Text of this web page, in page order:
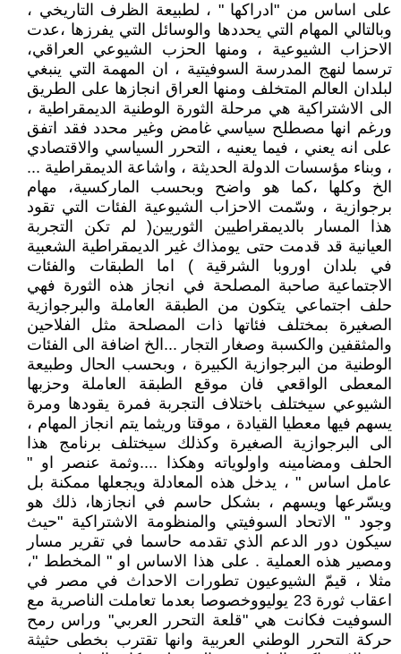
على اساس من "ادراكها " ، لطبيعة الظرف التاريخي ،
وبالتالي المهام التي يحددها والوسائل التي يفرزها ،عدت
الاحزاب الشيوعية ، ومنها الحزب الشيوعي العراقي،
ترسما لنهج المدرسة السوفيتية ، ان المهمة التي ينبغي
لبلدان العالم المتخلف ومنها العراق انجازها على الطريق
الى الاشتراكية هي مرحلة الثورة الوطنية الديمقراطية ،
ورغم انها مصطلح سياسي غامض وغير محدد فقد اتفق
على انه يعني ، فيما يعنيه ، التحرر السياسي والاقتصادي
، وبناء مؤسسات الدولة الحديثة ، واشاعة الديمقراطية ...
الخ وكلها ،كما هو واضح وبحسب الماركسية، مهام
برجوازية ، وسّمت الاحزاب الشيوعية الفئات التي تقود
هذا المسار بالديمقراطيين الثوريين( لم تكن التجربة
العيانية قد قدمت حتى يومذاك غير الديمقراطية الشعبية
في بلدان اوروبا الشرقية ) اما الطبقات والفئات
الاجتماعية صاحبة المصلحة في انجاز هذه الثورة فهي
حلف اجتماعي يتكون من الطبقة العاملة والبرجوازية
الصغيرة بمختلف فئاتها ذات المصلحة مثل الفلاحين
والمثقفين والكسبة وصغار التجار ...الخ اضافة الى الفئات
الوطنية من البرجوازية الكبيرة ، وبحسب الحال وطبيعة
المعطى الواقعي فان موقع الطبقة العاملة وحزبها
الشيوعي سيختلف باختلاف التجربة فمرة يقودها ومرة
يسهم فيها معطيا القيادة ، موقتا وريثما يتم انجاز المهام ،
الى البرجوازية الصغيرة وكذلك سيختلف برنامج هذا
الحلف ومضامينه واولوياته وهكذا ....وثمة عنصر او "
عامل اساس " ، يدخل هذه المعادلة ويجعلها ممكنة بل
ويسّرعها ويسهم ، بشكل حاسم في انجازها، ذلك هو
وجود " الاتحاد السوفيتي والمنظومة الاشتراكية "حيث
سيكون دور الدعم الذي تقدمه حاسما في تقرير مسار
ومصير هذه العملية . على هذا الاساس او " المخطط "،
مثلا ، قيمّ الشيوعيون تطورات الاحداث في مصر في
اعقاب ثورة 23 يوليووخصوصا بعدما تعاملت الناصرية مع
السوفيت فكانت هي "قلعة التحرر العربي" وراس رمح
حركة التحرر الوطني العربية وانها تقترب بخطى حثيثة